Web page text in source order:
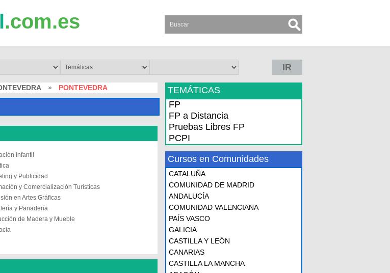
.com.es
IR
» PONTEVEDRA
Infantil
y Publicidad
y Comercialización Turísticas
en Artes Gráficas
y Panadería
de Madera y Mueble
TEMÁTICAS
FP
FP a Distancia
Pruebas Libres FP
PCPI
Cursos en Comunidades
CATALUÑA
COMUNIDAD DE MADRID
ANDALUCÍA
COMUNIDAD VALENCIANA
PAÍS VASCO
GALICIA
CASTILLA Y LEÓN
CANARIAS
CASTILLA LA MANCHA